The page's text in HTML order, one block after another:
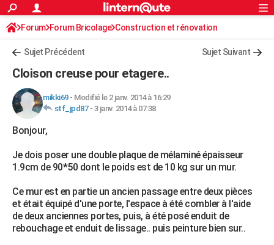
ACTUALITÉS
Politique
Société
Faits Divers
Education
Monde
Villes
+
FINANCE
Retraite
Impôts
Epargne
Immobilier
Risques naturels par ville
Banque
Assurance
Crédit
AUTO
Essais
Réserver un essai
Citadines
Berlines
SUV
Forum auto
+HIGH-TECH
Mobiles
Meilleur smartphone
Internet
Ordinateurs
Jeux vidéo
Guide high-tech
+BRICOLAGE
Forum
Aménagement intérieur
Extérieur
Cuisine
Salle de bains
Jardinage
Rangement
WEEK-END
Guides de France
Escapades
Patrimoine
Expositions
Musées
Week-end nature
LIFESTYLE
Modes de vie
Rechercher
S'inscrire
Connexion
Forum Forum Bricolage Construction et rénovation
Peinture, Vernis, Tapissserie
Sujet Précédent Sujet Suivant
Cloison creuse pour etagere..
mikki69- Modifié le 2 janv. 2014 à 16:29
stf_jpd87- 3 janv. 2014 à 07:38
Bonjour,
Je dois poser une double plaque de mélaminé épaisseur
1.9cm de 90*50 dont le poids est de 10 kg sur un mur.
Ce mur est en partie un ancien passage entre deux pièces
et était équipé d'une porte, l'espace à été combler à l'aide
de deux anciennes portes, puis, à été posé enduit de
rebouchage et enduit de lissage.. puis peinture bien sur..